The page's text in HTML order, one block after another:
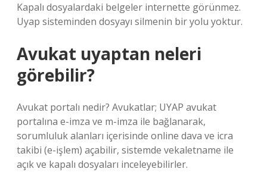
Kapalı dosyalardaki belgeler internette görünmez.
Uyap sisteminden dosyayı silmenin bir yolu yoktur.
Avukat uyaptan neleri
görebilir?
Avukat portalı nedir? Avukatlar; UYAP avukat
portalına e-imza ve m-imza ile bağlanarak,
sorumluluk alanları içerisinde online dava ve icra
takibi (e-işlem) açabilir, sistemde vekaletname ile
açık ve kapalı dosyaları inceleyebilirler.